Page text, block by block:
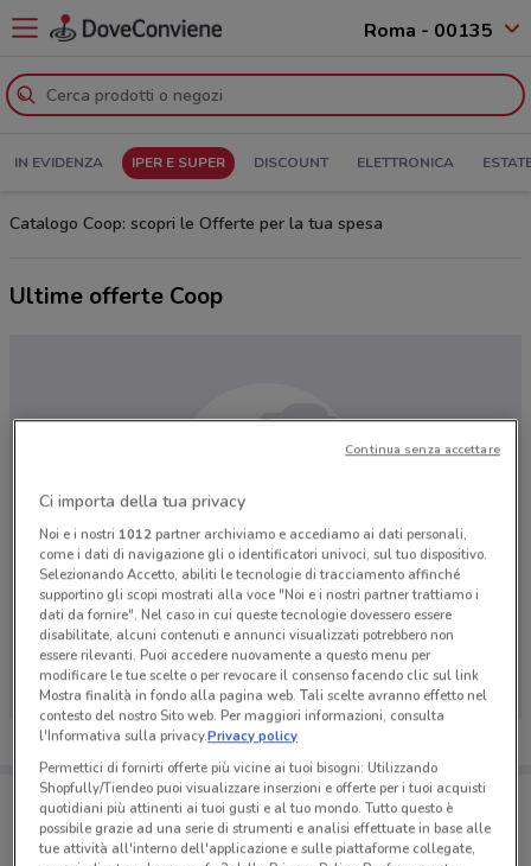
Roma - 00135
IN EVIDENZA IPER E SUPER DISCOUNT ELETTRONICA
Catalogo Coop: scopri le Offerte per la tua spesa
Ultime offerte Coop
Ci dispiace, al momento non abbiamo pubblicato
volantini nella tua zona. Riprova più tardi.
Porta DoveConviene sempre con te!
Puoi trovare le migliori offerte dei negozi vicino a te,
salvarle e creare la tua lista del risparmio, comodamente
dal tuo cellulare.
Ci importa della tua privacy
Noi e i nostri 1012partner archiviamo e accediamo ai dati personali,
come i dati di navigazione gli o identificatori univoci, sul tuo dispositivo.
Selezionando Accetto, abiliti le tecnologie di tracciamento affinché
supportino gli scopi mostrati alla voce "Noi e i nostri partner trattiamo i
dati da fornire". Nel caso in cui queste tecnologie dovessero essere
disabilitate, alcuni contenuti e annunci visualizzati potrebbero non
essere rilevanti. Puoi accedere nuovamente a questo menu per
modificare le tue scelte o per revocare il consenso facendo clic sul link
Mostra finalità in fondo alla pagina web. Tali scelte avranno effetto nel
contesto del nostro Sito web. Per maggiori informazioni, consulta
l'Informativa sulla privacy.Privacy policy
Permettici di fornirti offerte più vicine ai tuoi bisogni: Utilizzando
Shopfully/Tiendeo puoi visualizzare inserzioni e offerte per i tuoi acquisti
quotidiani più attinenti ai tuoi gusti e al tuo mondo. Tutto questo è
possibile grazie ad una serie di strumenti e analisi effettuate in base alle
tue attività all'interno dell'applicazione e sulle piattaforme collegate,
Continua senza accettare